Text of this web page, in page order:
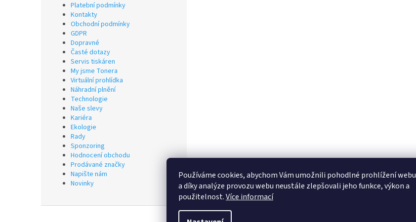
Používáme cookies, abychom Vám umožnili pohodlné prohlížení webu
a díky analýze provozu webu neustále zlepšovali jeho funkce, výkon a
použitelnost.Více informací
Platební podmínky
Kontakty
Obchodní podmínky
GDPR
Dopravné
Časté dotazy
Servis tiskáren
My jsme Tonera
Virtuální prohlídka
Náhradní plnění
Technologie
Naše slevy
Kariéra
Ekologie
Rady
Sponzoring
Hodnocení obchodu
Prodávané značky
Napište nám
Novinky